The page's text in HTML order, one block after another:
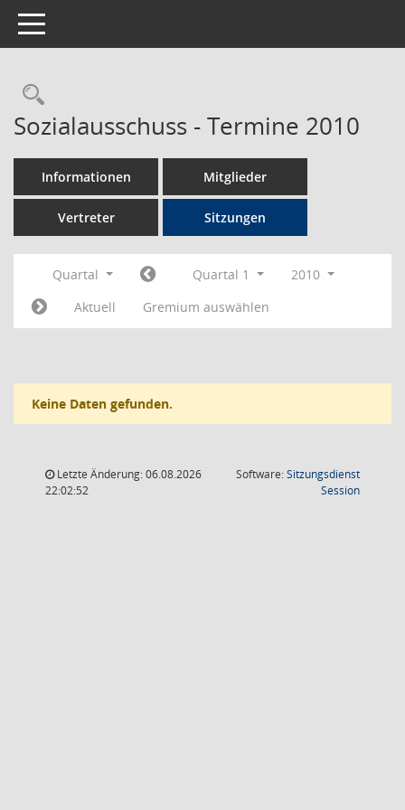
Toggle navigation
Rechercheauswahl
Sozialausschuss - Termine 2010
Informationen Mitglieder
Vertreter Sitzungen
Quartal Quartal 1
2010
Aktuell
Gremium auswählen
Keine Daten gefunden.
Letzte Änderung: 06.08.2026
22:02:52
Software:Sitzungsdienst
Session(Wird in